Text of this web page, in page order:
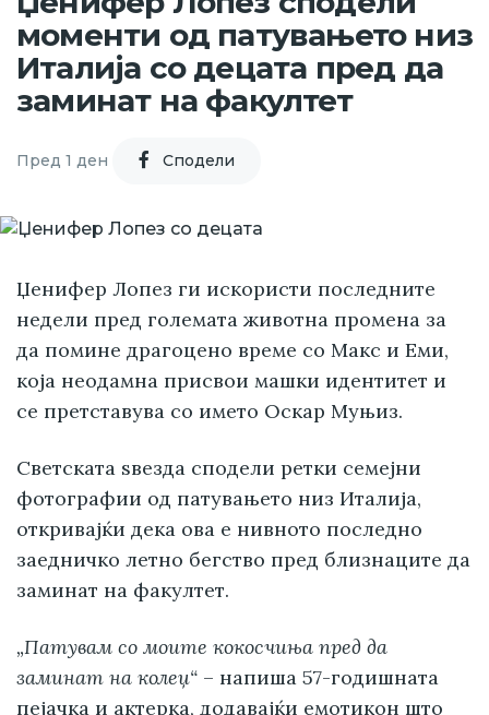
моменти од патувањето низ
Италија со децата пред да
заминат на факултет
Пред 1 ден Cподели
Џенифер Лопез ги искористи последните
недели пред големата животна промена за
да помине драгоцено време со Макс и Еми,
која неодамна присвои машки идентитет и
се претставува со името Оскар Муњиз.
Светската ѕвезда сподели ретки семејни
фотографии од патувањето низ Италија,
откривајќи дека ова е нивното последно
заедничко летно бегство пред близнаците да
заминат на факултет.
„Патувам со моите кокосчиња пред да
заминат на колеџ“ – напиша 57-годишната
пејачка и актерка, додавајќи емотикон што